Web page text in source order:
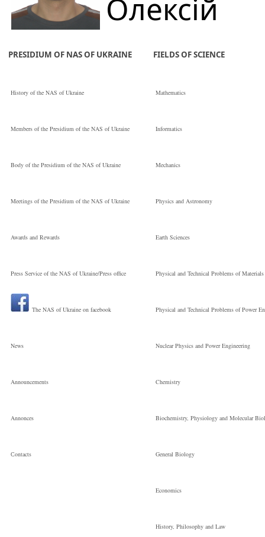
секретаря
Materials
науковий
співробітник
Олексій
Павлович
Кандидат
технічних наук
V. Bakul Institute
for Superhard
Materials
Науковий
PRESIDIUM OF NAS OF UKRAINE
History of the NAS of Ukraine
Members of the Presidium of the NAS of Ukraine
Body of the Presidium of the NAS of Ukraine
Meetings of the Presidium of the NAS of Ukraine
Awards and Rewards
Press Service of the NAS of Ukraine/Press office
The NAS of Ukraine on facebook
News
Announcements
Annonces
Сontacts
FIELDS OF SCIENCE
Mathematics
Informatics
Mechanics
Physics and Astronomy
Earth Sciences
Physical and Technical Problems of Materials
Physical and Technical Problems of Power
Nuclear Physics and Power Engineering
Chemistry
Biochemistry, Physiology and Molecular
General Biology
Economics
History, Philosophy and Law